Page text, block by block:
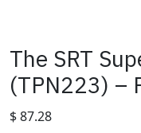
The SRT
(TPN223) –
$87.28